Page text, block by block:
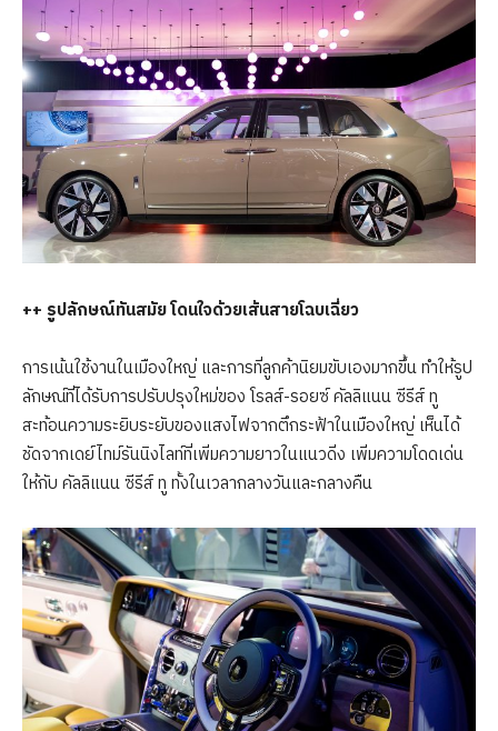
++ รูปลักษณ์ทันสมัย โดนใจด้วยเส้นสายโฉบเฉี่ยว
การเน้นใช้งานในเมืองใหญ่ และการที่ลูกค้านิยมขับเองมากขึ้น ทำให้รูป
ลักษณ์ที่ได้รับการปรับปรุงใหม่ของ โรลส์-รอยซ์ คัลลิแนน ซีรีส์ ทู
สะท้อนความระยิบระยับของแสงไฟจากตึกระฟ้าในเมืองใหญ่ เห็นได้
ชัดจากเดย์ไทม์รันนิงไลท์ที่เพิ่มความยาวในแนวดิ่ง เพิ่มความโดดเด่น
ให้กับ คัลลิแนน ซีรีส์ ทู ทั้งในเวลากลางวันและกลางคืน